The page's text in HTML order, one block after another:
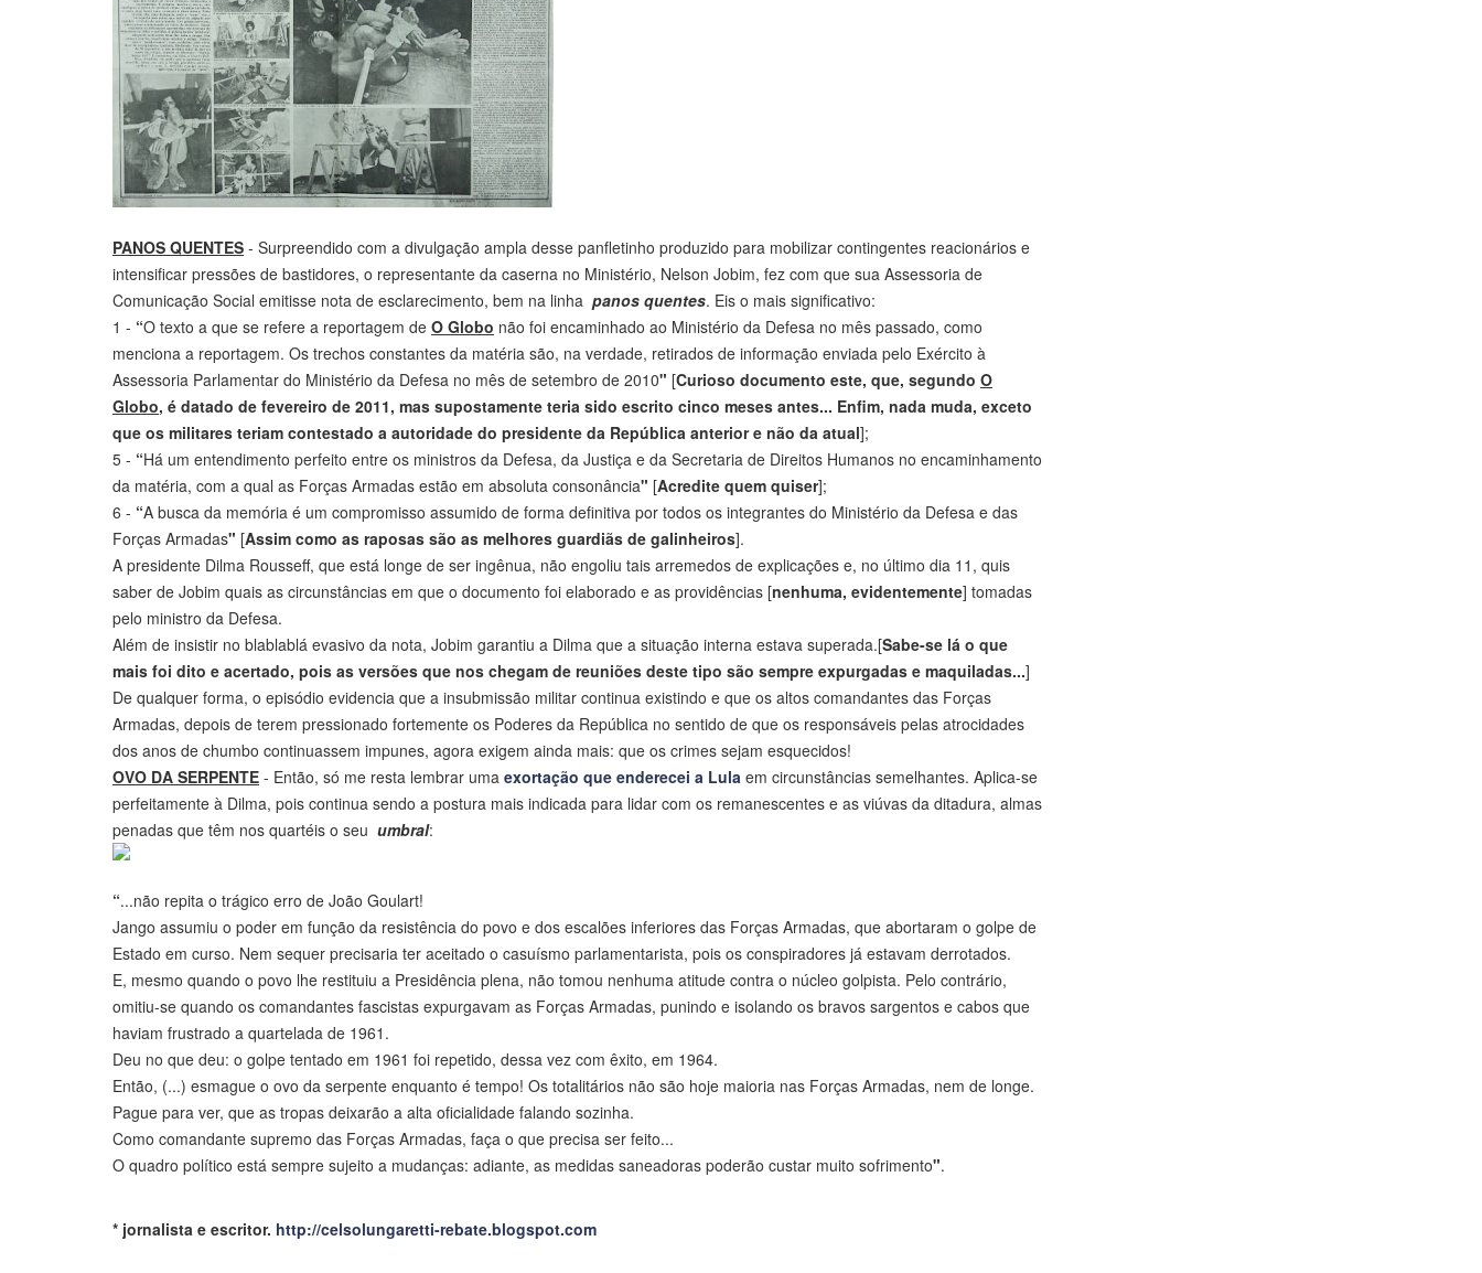
PANOS QUENTES - Surpreendido com a divulgação ampla desse panfletinho produzido para mobilizar contingentes reacionários e
intensificar pressões de bastidores, o representante da caserna no Ministério, Nelson Jobim, fez com que sua Assessoria de
Comunicação Social emitisse nota de esclarecimento, bem na linha panos quentes. Eis o mais significativo:
1 - “O texto a que se refere a reportagem de O Globo não foi encaminhado ao Ministério da Defesa no mês passado, como
menciona a reportagem. Os trechos constantes da matéria são, na verdade, retirados de informação enviada pelo Exército à
Assessoria Parlamentar do Ministério da Defesa no mês de setembro de 2010" [Curioso documento este, que, segundo O
Globo, é datado de fevereiro de 2011, mas supostamente teria sido escrito cinco meses antes... Enfim, nada muda, exceto
que os militares teriam contestado a autoridade do presidente da República anterior e não da atual];
5 - “Há um entendimento perfeito entre os ministros da Defesa, da Justiça e da Secretaria de Direitos Humanos no encaminhamento
da matéria, com a qual as Forças Armadas estão em absoluta consonância" [Acredite quem quiser];
6 - “A busca da memória é um compromisso assumido de forma definitiva por todos os integrantes do Ministério da Defesa e das
Forças Armadas" [Assim como as raposas são as melhores guardiãs de galinheiros].
A presidente Dilma Rousseff, que está longe de ser ingênua, não engoliu tais arremedos de explicações e, no último dia 11, quis
saber de Jobim quais as circunstâncias em que o documento foi elaborado e as providências [nenhuma, evidentemente] tomadas
pelo ministro da Defesa.
Além de insistir no blablablá evasivo da nota, Jobim garantiu a Dilma que a situação interna estava superada.[Sabe-se lá o que
mais foi dito e acertado, pois as versões que nos chegam de reuniões deste tipo são sempre expurgadas e maquiladas...]
De qualquer forma, o episódio evidencia que a insubmissão militar continua existindo e que os altos comandantes das Forças
Armadas, depois de terem pressionado fortemente os Poderes da República no sentido de que os responsáveis pelas atrocidades
dos anos de chumbo continuassem impunes, agora exigem ainda mais: que os crimes sejam esquecidos!
OVO DA SERPENTE - Então, só me resta lembrar uma exortação que enderecei a Lula em circunstâncias semelhantes. Aplica-se
perfeitamente à Dilma, pois continua sendo a postura mais indicada para lidar com os remanescentes e as viúvas da ditadura, almas
penadas que têm nos quartéis o seu umbral:
“...não repita o trágico erro de João Goulart!
Jango assumiu o poder em função da resistência do povo e dos escalões inferiores das Forças Armadas, que abortaram o golpe de
Estado em curso. Nem sequer precisaria ter aceitado o casuísmo parlamentarista, pois os conspiradores já estavam derrotados.
E, mesmo quando o povo lhe restituiu a Presidência plena, não tomou nenhuma atitude contra o núcleo golpista. Pelo contrário,
omitiu-se quando os comandantes fascistas expurgavam as Forças Armadas, punindo e isolando os bravos sargentos e cabos que
haviam frustrado a quartelada de 1961.
Deu no que deu: o golpe tentado em 1961 foi repetido, dessa vez com êxito, em 1964.
Então, (...) esmague o ovo da serpente enquanto é tempo! Os totalitários não são hoje maioria nas Forças Armadas, nem de longe.
Pague para ver, que as tropas deixarão a alta oficialidade falando sozinha.
Como comandante supremo das Forças Armadas, faça o que precisa ser feito...
O quadro político está sempre sujeito a mudanças: adiante, as medidas saneadoras poderão custar muito sofrimento".
* jornalista e escritor. http://celsolungaretti-rebate.blogspot.com